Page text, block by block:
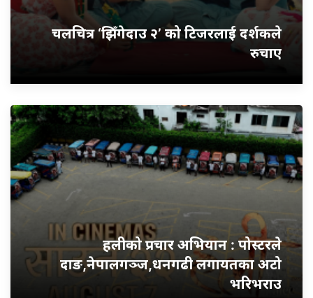
चलचित्र ‘झिँगेदाउ २’ को टिजरलाई दर्शकले
रुचाए
हलीको प्रचार अभियान : पोस्टरले
दाङ,नेपालगञ्ज,धनगढी लगायतका अटो
भरिभराउ